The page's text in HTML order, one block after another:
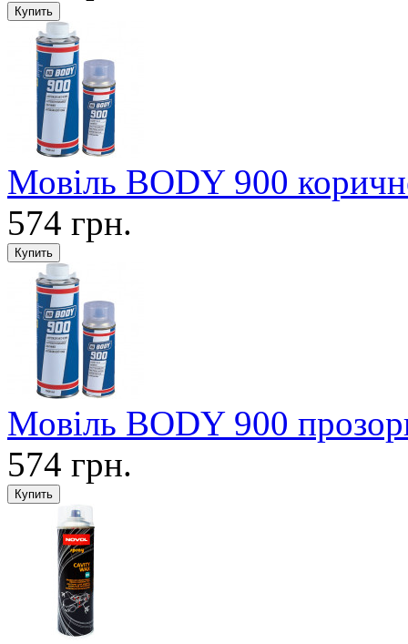
Мовіль BODY 900
574 грн.
Мовіль BODY 900
574 грн.